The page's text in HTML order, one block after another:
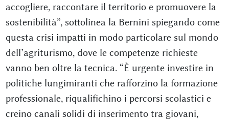
accogliere, raccontare il territorio e promuovere la
sostenibilità”, sottolinea la Bernini spiegando come
questa crisi impatti in modo particolare sul mondo
dell’agriturismo, dove le competenze richieste
vanno ben oltre la tecnica. “È urgente investire in
politiche lungimiranti che rafforzino la formazione
professionale, riqualifichino i percorsi scolastici e
creino canali solidi di inserimento tra giovani,